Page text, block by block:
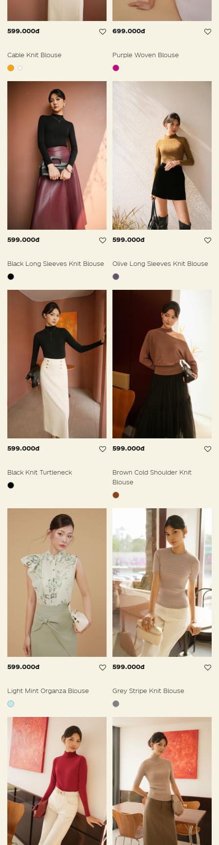
599.000đ
Cable Knit Blouse
699.000đ
Purple Woven Blouse
599.000đ
Black Long Sleeves Knit Blouse
599.000đ
Olive Long Sleeves Knit Blouse
599.000đ
Black Knit Turtleneck
599.000đ
Brown Cold Shoulder Knit
Blouse
599.000đ
Light Mint Organza Blouse
599.000đ
Grey Stripe Knit Blouse